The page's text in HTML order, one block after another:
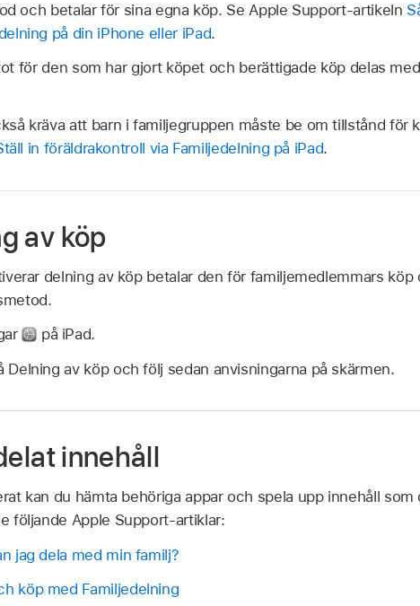
och betalar för sina egna köp. Se Apple Support-artikeln
på din iPhone eller iPad.
för den som har gjort köpet och berättigade köp delas
kräva att barn i familjegruppen måste be om tillstånd för
in föräldrakontroll via Familjedelning på iPad.
av köp
delning av köp betalar den för familjemedlemmars köp
på iPad.
Delning av köp och följ sedan anvisningarna på skärmen.
innehåll
kan du hämta behöriga appar och spela upp innehåll som
följande Apple Support-artiklar:
jag dela med min familj?
köp med Familjedelning